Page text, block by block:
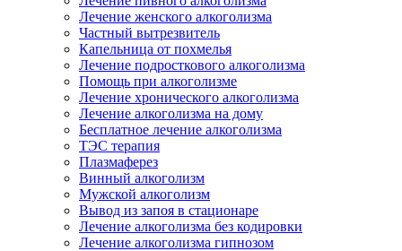
Лечение женского алкоголизма
Частный вытрезвитель
Капельница от похмелья
Лечение подросткового алкоголизма
Помощь при алкоголизме
Лечение хронического алкоголизма
Лечение алкоголизма на дому
Бесплатное лечение алкоголизма
ТЭС терапия
Плазмаферез
Винный алкоголизм
Мужской алкоголизм
Вывод из запоя в стационаре
Лечение алкоголизма без кодировки
Лечение алкоголизма гипнозом